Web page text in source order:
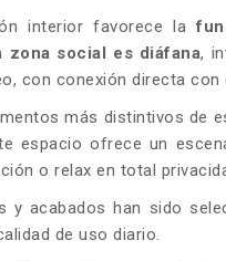
interior favorece la
zona social es diáfana,
con conexión directa con
más distintivos de
espacio ofrece un
o relax en total
y acabados han sido
de uso diario.